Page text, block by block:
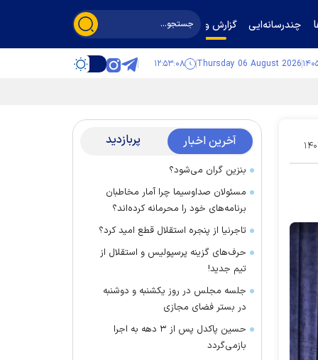
چندرسانه‌ایی گزارش و گفت‌وگو
Thursday 06 August 2026 ۱۲:۵۳:۰۹
۱۵ آخرین اخبار پربازدید
بنزین گران می‌شود؟
مسئولان صداوسیما چرا آمار مخاطبان
برنامه‌های خود را محرمانه کرده‌اند؟
تاجرنیا از پنجره استقلال قطع امید کرد؟
حرف‌های گزینه پرسپولیس و استقلال از
تیم جدید!
جلسه مجلس در روز یکشنبه و دوشنبه
در بستر فضای مجازی
حسین پاکدل پس از ۳ دهه به اجرا
بازمی‌گردد